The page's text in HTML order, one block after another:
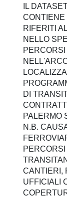
IL
CONTIENE
RIFERITI
NELLO
DI
PALERMO
N.B.
CANTIERI,
UFFICIALI